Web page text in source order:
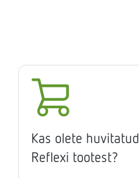
Kas olete
Reflexi tootest?